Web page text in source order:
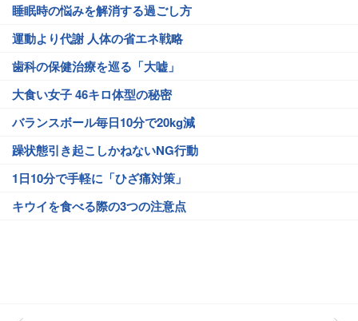
睡眠時の悩みを解消する過ごし方
運動より代謝 人体の省エネ戦略
歯科の保健治療を巡る「大嘘」
大食い女子 46キロ体型の秘密
バランスボール毎日10分で20kg減
躁状態引き起こしかねないNG行動
1日10分で手軽に「ひざ痛対策」
キウイを食べる際の3つの注意点